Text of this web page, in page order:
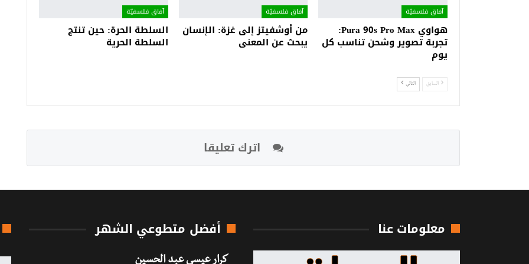
آفاق فلسفيّة‎
هواوي Pura 90s Pro Max:
تجربة تصوير وشحن تناسب كل
يوم
آفاق فلسفيّة‎
من أوشفيتز إلى غزة: الإنسان
يبحث عن المعنى
آفاق فلسفيّة‎
السلطة الحرة: حين تنتج
السلطة الحرية
السابق التالي
اترك تعليقا
معلومات عنا أفضل متطوعي الشهر
كرار عيسى عبد الحسين